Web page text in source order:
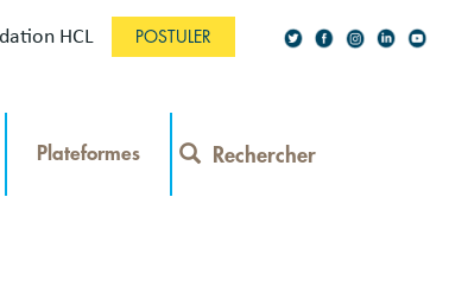
HCL POSTULER
Network
Plateformes Rechercher